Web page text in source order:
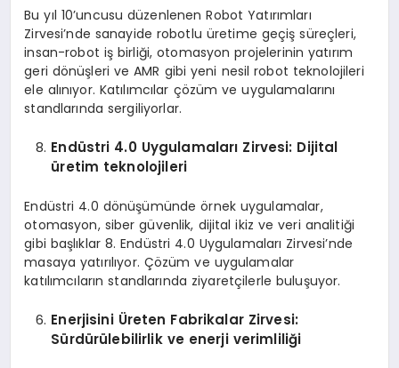
Bu yıl 10’uncusu düzenlenen Robot Yatırımları
Zirvesi’nde sanayide robotlu üretime geçiş süreçleri,
insan-robot iş birliği, otomasyon projelerinin yatırım
geri dönüşleri ve AMR gibi yeni nesil robot teknolojileri
ele alınıyor. Katılımcılar çözüm ve uygulamalarını
standlarında sergiliyorlar.
Endüstri 4.0 Uygulamaları Zirvesi: Dijital
üretim teknolojileri
Endüstri 4.0 dönüşümünde örnek uygulamalar,
otomasyon, siber güvenlik, dijital ikiz ve veri analitiği
gibi başlıklar 8. Endüstri 4.0 Uygulamaları Zirvesi’nde
masaya yatırılıyor. Çözüm ve uygulamalar
katılımcıların standlarında ziyaretçilerle buluşuyor.
Enerjisini Üreten FabrikalarZirvesi:
Sürdürülebilirlik ve enerji verimliliği